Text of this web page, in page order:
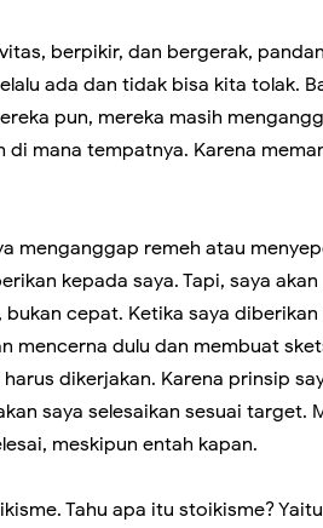
berpikir, dan bergerak,
ada dan tidak bisa kita tolak.
pun, mereka masih
mana tempatnya. Karena
menganggap remeh atau
kepada saya. Tapi, saya
cepat. Ketika saya
mencerna dulu dan membuat
dikerjakan. Karena prinsip
saya selesaikan sesuai target.
meskipun entah kapan.
Tahu apa itu stoikisme?